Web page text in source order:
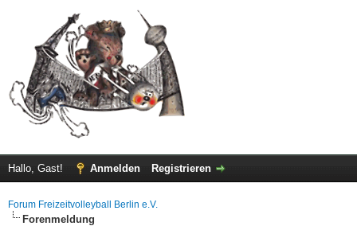
Hallo, Gast! Anmelden Registrieren
Forum Freizeitvolleyball Berlin e.V.
Forenmeldung